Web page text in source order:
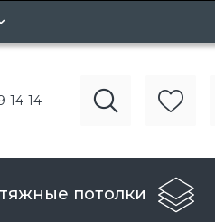
14-14
потолки